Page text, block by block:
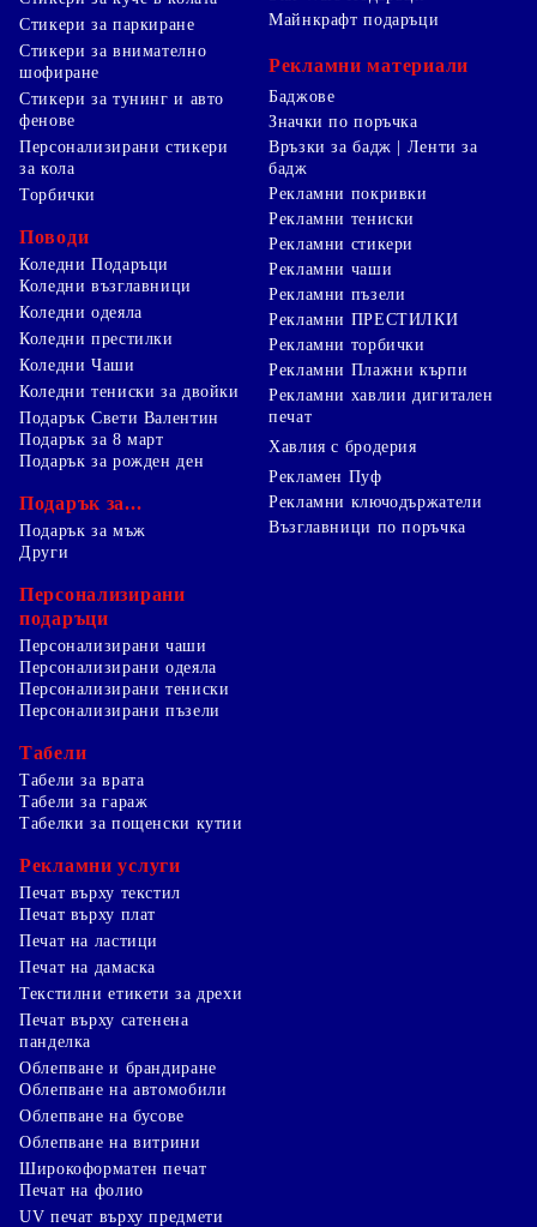
Стикери за паркиране
Стикери за внимателно
шофиране
Стикери за тунинг и авто
фенове
Персонализирани стикери
за кола
Торбички
Поводи
Коледни Подаръци
Коледни възглавници
Коледни одеяла
Коледни престилки
Коледни Чаши
Коледни тениски за двойки
Подарък Свети Валентин
Подарък за 8 март
Подарък за рожден ден
Подарък за...
Подарък за мъж
Майнкрафт подаръци
Рекламни материали
Баджове
Значки по поръчка
Връзки за бадж | Ленти за
бадж
Рекламни покривки
Рекламни тениски
Рекламни стикери
Рекламни чаши
Рекламни пъзели
Рекламни ПРЕСТИЛКИ
Рекламни торбички
Рекламни Плажни кърпи
Рекламни хавлии дигитален
печат
Хавлия с бродерия
Рекламен Пуф
Рекламни ключодържатели
Възглавници по поръчка
Други
Персонализирани
подаръци
Персонализирани чаши
Персонализирани одеяла
Персонализирани тениски
Персонализирани пъзели
Табели
Табели за врата
Табели за гараж
Табелки за пощенски кутии
Рекламни услуги
Печат върху текстил
Печат върху плат
Печат на ластици
Печат на дамаска
Текстилни етикети за дрехи
Печат върху сатенена
панделка
Облепване и брандиране
Облепване на автомобили
Облепване на бусове
Облепване на витрини
Широкоформатен печат
Печат на фолио
UV печат върху предмети